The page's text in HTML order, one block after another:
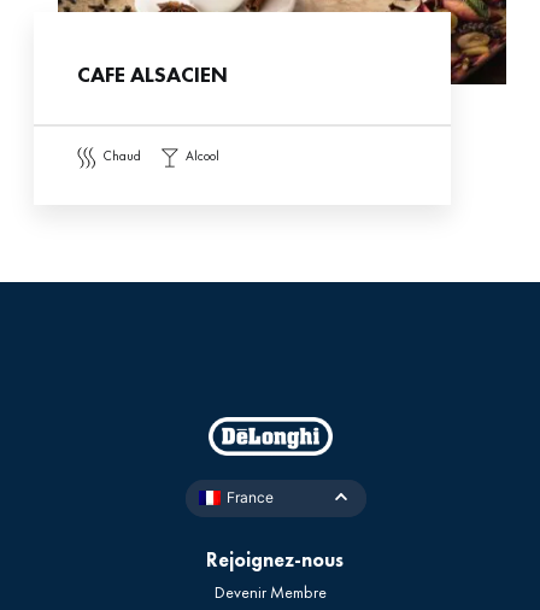
CAFE ALSACIEN
chaud alcool
France
Rejoignez-nous
Devenir Membre